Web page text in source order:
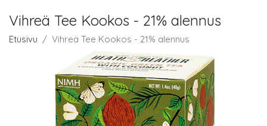
Vihreä Tee Kookos - 21% alennus
Etusivu Vihreä Tee Kookos - 21% alennus